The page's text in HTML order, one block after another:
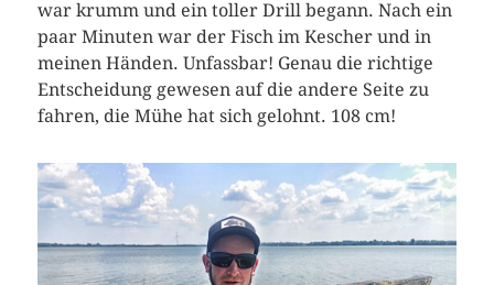
war krumm und ein toller Drill begann. Nach ein
paar Minuten war der Fisch im Kescher und in
meinen Händen. Unfassbar! Genau die richtige
Entscheidung gewesen auf die andere Seite zu
fahren, die Mühe hat sich gelohnt. 108 cm!